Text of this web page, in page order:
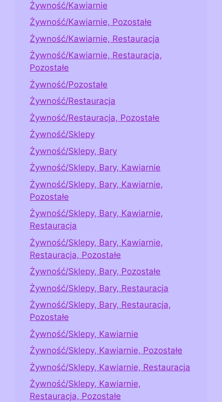
Żywność/Kawiarnie
Żywność/Kawiarnie, Pozostałe
Żywność/Kawiarnie, Restauracja
Żywność/Kawiarnie, Restauracja,
Pozostałe
Żywność/Pozostałe
Żywność/Restauracja
Żywność/Restauracja, Pozostałe
Żywność/Sklepy
Żywność/Sklepy, Bary
Żywność/Sklepy, Bary, Kawiarnie
Żywność/Sklepy, Bary, Kawiarnie,
Pozostałe
Żywność/Sklepy, Bary, Kawiarnie,
Restauracja
Żywność/Sklepy, Bary, Kawiarnie,
Restauracja, Pozostałe
Żywność/Sklepy, Bary, Pozostałe
Żywność/Sklepy, Bary, Restauracja
Żywność/Sklepy, Bary, Restauracja,
Pozostałe
Żywność/Sklepy, Kawiarnie
Żywność/Sklepy, Kawiarnie, Pozostałe
Żywność/Sklepy, Kawiarnie, Restauracja
Żywność/Sklepy, Kawiarnie,
Restauracja, Pozostałe